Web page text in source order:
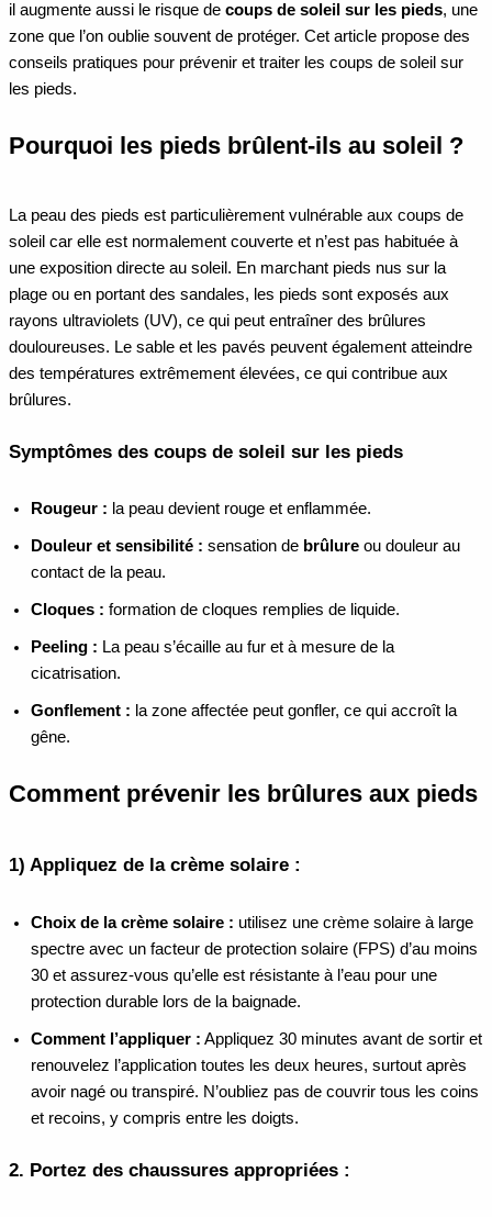
il augmente aussi le risque de coups de soleil sur les pieds, une
zone que l’on oublie souvent de protéger. Cet article propose des
conseils pratiques pour prévenir et traiter les coups de soleil sur
les pieds.
Pourquoi les pieds brûlent-ils au soleil ?
La peau des pieds est particulièrement vulnérable aux coups de
soleil car elle est normalement couverte et n’est pas habituée à
une exposition directe au soleil. En marchant pieds nus sur la
plage ou en portant des sandales, les pieds sont exposés aux
rayons ultraviolets (UV), ce qui peut entraîner des brûlures
douloureuses. Le sable et les pavés peuvent également atteindre
des températures extrêmement élevées, ce qui contribue aux
brûlures.
Symptômes des coups de soleil sur les pieds
Rougeur : la peau devient rouge et enflammée.
Douleur et sensibilité : sensation de brûlure ou douleur au
contact de la peau.
Cloques : formation de cloques remplies de liquide.
Peeling : La peau s’écaille au fur et à mesure de la
cicatrisation.
Gonflement : la zone affectée peut gonfler, ce qui accroît la
gêne.
Comment prévenir les brûlures aux pieds
1) Appliquez de la crème solaire :
Choix de la crème solaire : utilisez une crème solaire à large
spectre avec un facteur de protection solaire (FPS) d’au moins
30 et assurez-vous qu’elle est résistante à l’eau pour une
protection durable lors de la baignade.
Comment l’appliquer : Appliquez 30 minutes avant de sortir et
renouvelez l’application toutes les deux heures, surtout après
avoir nagé ou transpiré. N’oubliez pas de couvrir tous les coins
et recoins, y compris entre les doigts.
2. Portez des chaussures appropriées :